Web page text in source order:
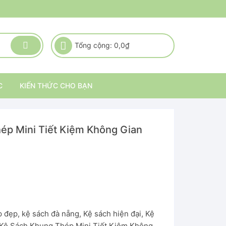
Tổng cộng: 0,0₫
KIẾN THỨC CHO BẠN
Mini Tiết Kiệm Không Gian
đẹp, kệ sách đà nẵng, Kệ sách hiện đại, Kệ